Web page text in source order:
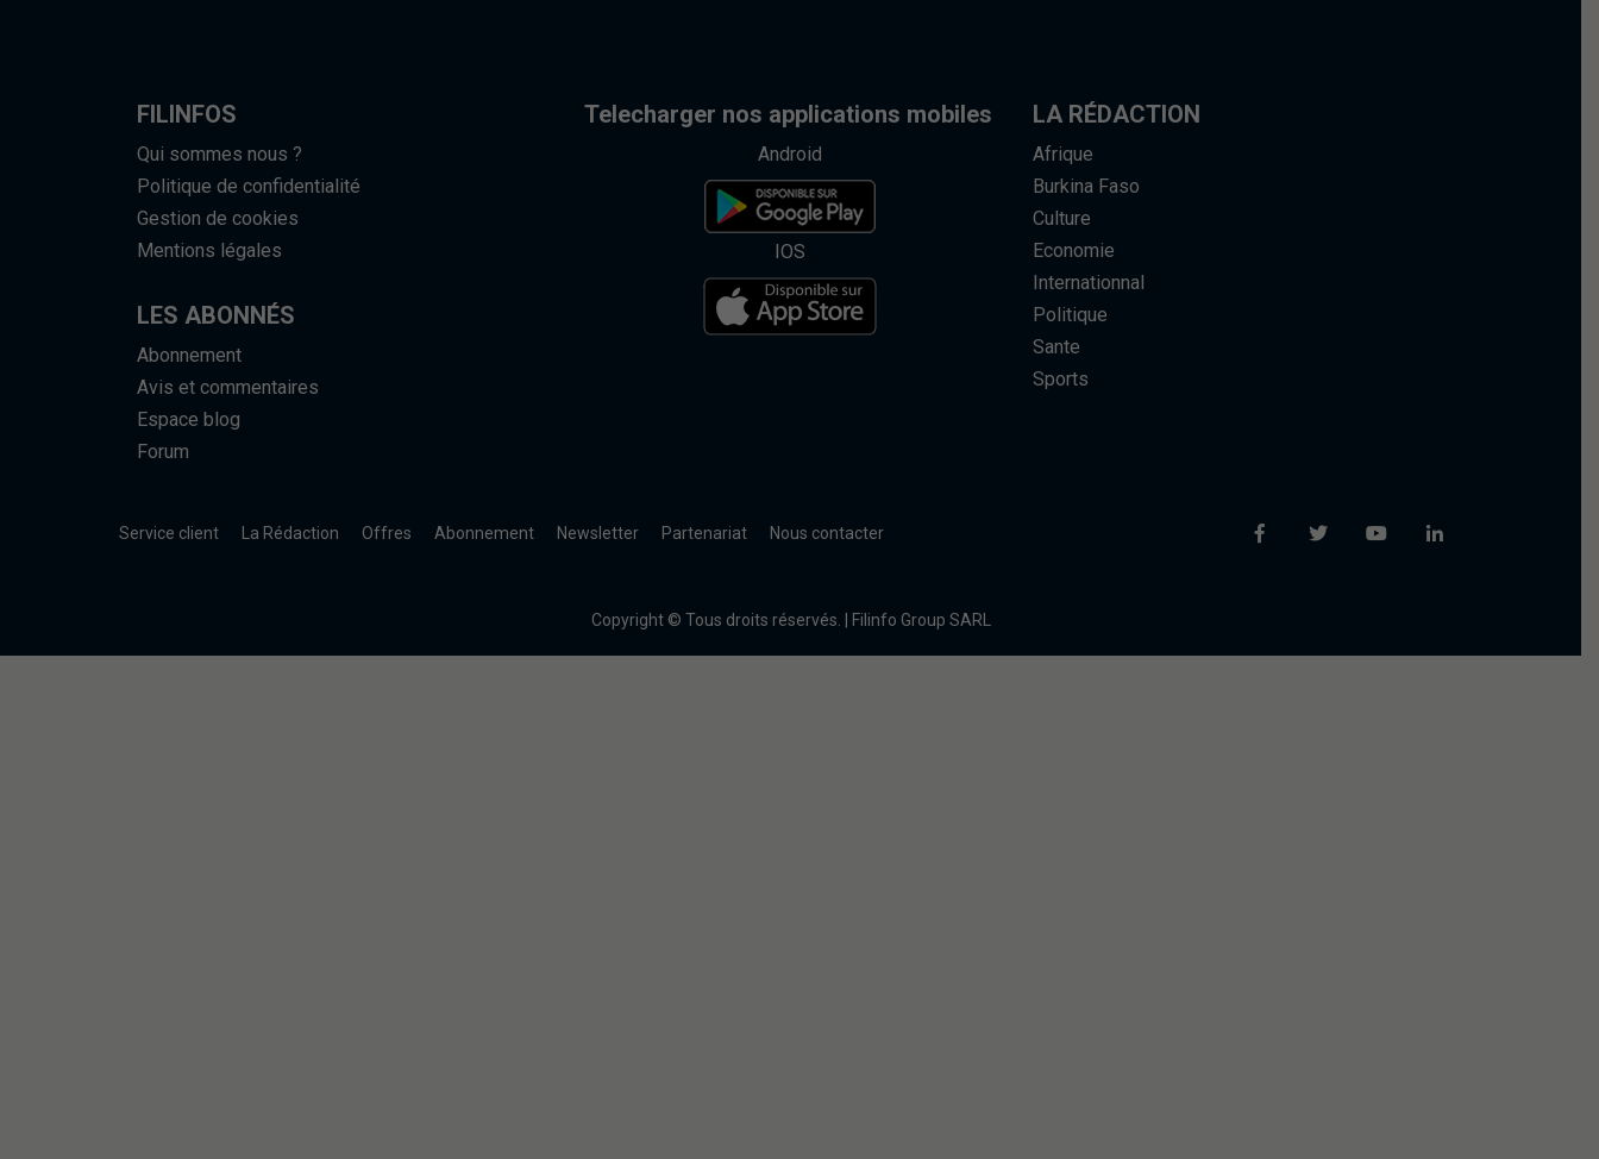
FILINFOS
Qui sommes nous ?
Politique de confidentialité
Gestion de cookies
Mentions légales
LES ABONNÉS
Abonnement
Avis et commentaires
Espace blog
Forum
Telecharger nos applications mobiles
Android
IOS
LA RÉDACTION
Afrique
Burkina Faso
Culture
Economie
Internationnal
Politique
Sante
Sports
Service client La Rédaction Offres Abonnement Newsletter Partenariat Nous contacter
Copyright © Tous droits réservés. | Filinfo Group SARL